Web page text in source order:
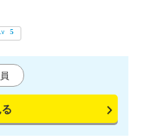
北部 南部 兵庫県神戸
ります
5